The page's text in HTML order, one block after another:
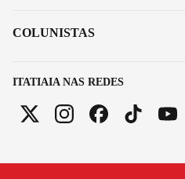
ITATIAIA NAS REDES
COLUNISTAS